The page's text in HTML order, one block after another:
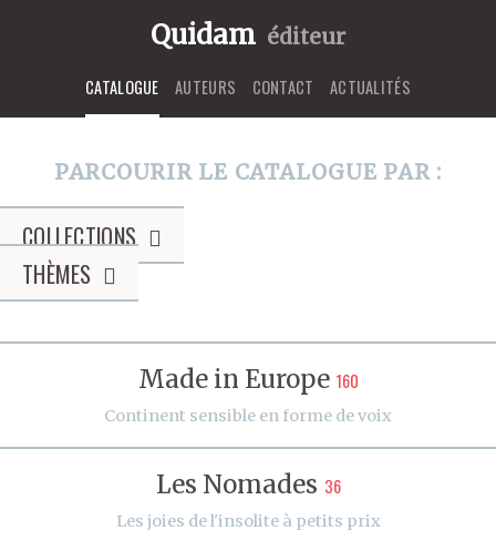
Quidam éditeur
CATALOGUE AUTEURS CONTACT ACTUALITÉS
PARCOURIR LE CATALOGUE PAR :
COLLECTIONS
THÈMES
Made in Europe 160
Continent sensible en forme de voix
Les Nomades 36
Les joies de l'insolite à petits prix